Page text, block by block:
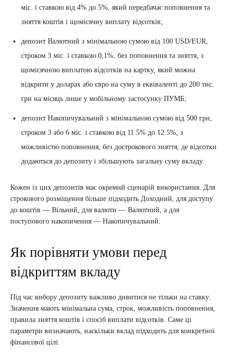
міс. і ставкою від 4% до 5%, який передбачає поповнення та
зняття коштів і щомісячну виплату відсотків;
депозит Валютний з мінімальною сумою від 100 USD/EUR,
строком 3 міс. і ставкою 0,1%, без поповнення та зняття, з
щомісячною виплатою відсотків на картку, який можна
відкрити у доларах або євро на суму в еквіваленті до 200 тис.
грн на місяць лише у мобільному застосунку ПУМБ;
депозит Накопичувальний з мінімальною сумою від 500 грн,
строком 3 або 6 міс. і ставкою від 11.5% до 12.5%, з
можливістю поповнення, без дострокового зняття, де відсотки
додаються до депозиту і збільшують загальну суму вкладу.
Кожен із цих депозитів має окремий сценарій використання. Для
строкового розміщення більше підходить Доходний, для доступу
до коштів — Вільний, для валюти — Валютний, а для
поступового накопичення — Накопичувальний.
Як порівняти умови перед
відкриттям вкладу
Під час вибору депозиту важливо дивитися не тільки на ставку.
Значення мають мінімальна сума, строк, можливість поповнення,
правила зняття коштів і спосіб виплати відсотків. Саме ці
параметри визначають, наскільки вклад підходить для конкретної
фінансової цілі.